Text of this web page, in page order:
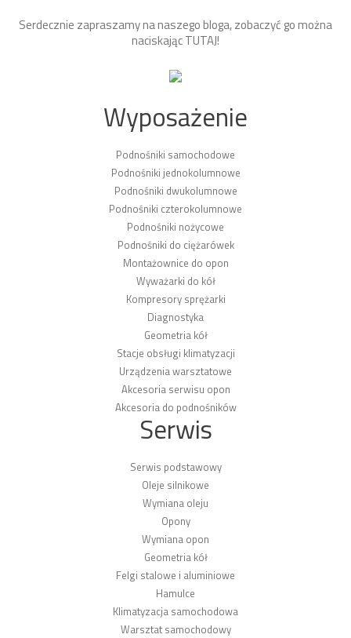
Serdecznie zapraszamy na naszego bloga, zobaczyć go można
naciskającTUTAJ!
Wyposażenie
Podnośniki samochodowe
Podnośniki jednokolumnowe
Podnośniki dwukolumnowe
Podnośniki czterokolumnowe
Podnośniki nożycowe
Podnośniki do ciężarówek
Montażownice do opon
Wyważarki do kół
Kompresory sprężarki
Diagnostyka
Geometria kół
Stacje obsługi klimatyzacji
Urządzenia warsztatowe
Akcesoria serwisu opon
Akcesoria do podnośników
Serwis
Serwis podstawowy
Oleje silnikowe
Wymiana oleju
Opony
Wymiana opon
Geometria kół
Felgi stalowe i aluminiowe
Hamulce
Klimatyzacja samochodowa
Warsztat samochodowy